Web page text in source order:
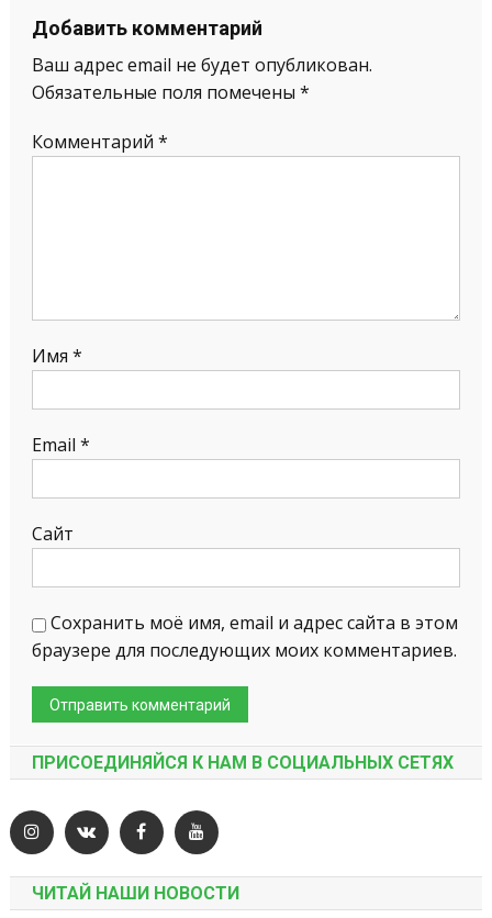
Добавить комментарий
Ваш адрес email не будет опубликован.
Обязательные поля помечены *
Комментарий *
Имя *
Email *
Сайт
Сохранить моё имя, email и адрес сайта в этом
браузере для последующих моих комментариев.
ПРИСОЕДИНЯЙСЯ К НАМ В СОЦИАЛЬНЫХ СЕТЯХ
ЧИТАЙ НАШИ НОВОСТИ